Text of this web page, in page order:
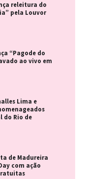
releitura do
pela Louvor
“Pagode do
ao vivo em
Lima e
do Rio de
de Madureira
com ação